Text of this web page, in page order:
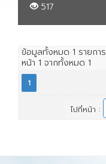
517
ข้อมูลทั้งหมด 1 รายการ
หน้า 1 จากทั้งหมด 1
1
ไปที่หน้า :